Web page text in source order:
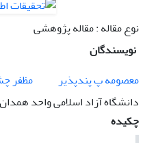
نوع مقاله : مقاله پژوهشی
نویسندگان
معصومه پ پندپذیر
مظفر
دانشگاه آزاد اسلامی واحد همدان
چکیده